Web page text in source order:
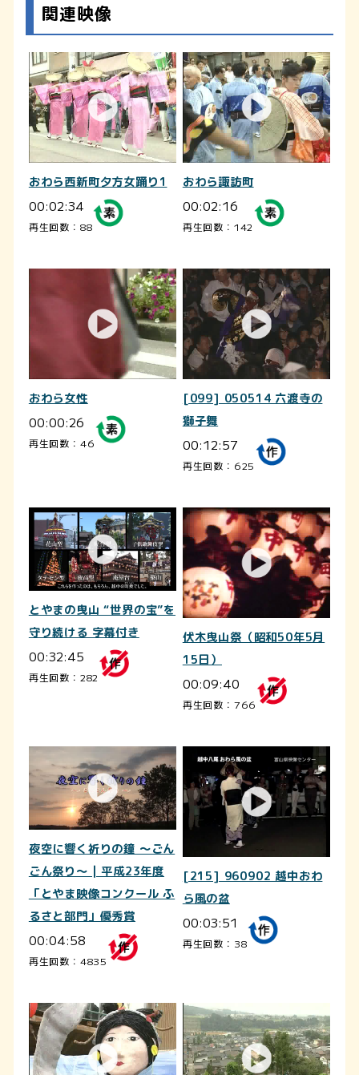
関連映像
おわら西新町夕方女踊り1
00:02:34
再生回数：88
おわら諏訪町
00:02:16
再生回数：142
おわら女性
00:00:26
再生回数：46
[099] 050514 六渡寺の
獅子舞
00:12:57
再生回数：625
とやまの曳山 “世界の宝”を
守り続ける 字幕付き
00:32:45
再生回数：282
伏木曳山祭（昭和50年5月
15日）
00:09:40
再生回数：766
夜空に響く祈りの鐘 ～ごん
ごん祭り～ | 平成23年度
「とやま映像コンクール ふ
るさと部門」優秀賞
00:04:58
再生回数：4835
[215] 960902 越中おわ
ら風の盆
00:03:51
再生回数：38